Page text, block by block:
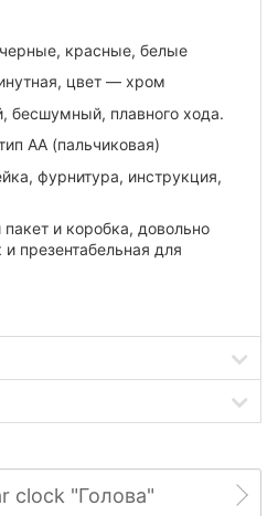
красные, белые
цвет — хром
плавного хода.
АА (пальчиковая)
фурнитура, инструкция,
и коробка, довольно
презентабельная для
clock "Голова"